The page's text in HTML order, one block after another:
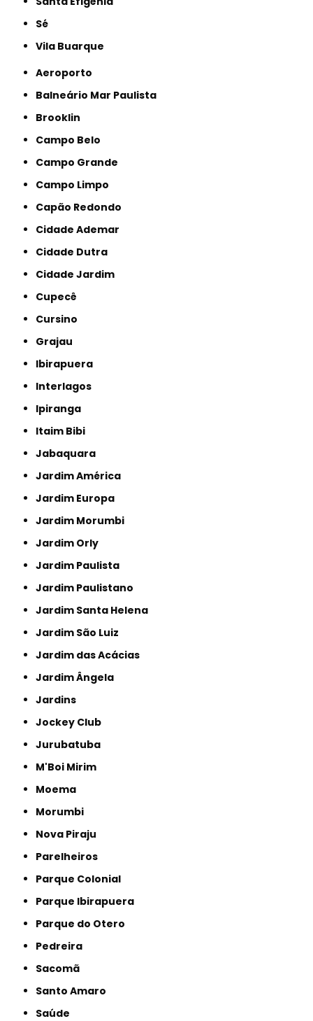
Sé
Vila Buarque
Aeroporto
Balneário Mar Paulista
Brooklin
Campo Belo
Campo Grande
Campo Limpo
Capão Redondo
Cidade Ademar
Cidade Dutra
Cidade Jardim
Cupecê
Cursino
Grajau
Ibirapuera
Interlagos
Ipiranga
Itaim Bibi
Jabaquara
Jardim América
Jardim Europa
Jardim Morumbi
Jardim Orly
Jardim Paulista
Jardim Paulistano
Jardim Santa Helena
Jardim São Luiz
Jardim das Acácias
Jardim Ângela
Jardins
Jockey Club
Jurubatuba
M'Boi Mirim
Moema
Morumbi
Nova Piraju
Parelheiros
Parque Colonial
Parque Ibirapuera
Parque do Otero
Pedreira
Sacomã
Santo Amaro
Saúde